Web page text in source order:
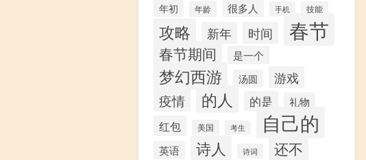
年初
年龄 很多人 手机 技能
攻略 新年 时间 春节
春节期间 是一个
梦幻西游 汤圆 游戏
疫情 的人 的是 礼物
红包 美国 考生 自己的
英语 诗人 诗词 还不